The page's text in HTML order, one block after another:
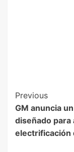
Previous
GM anuncia
diseñado para
electrificación